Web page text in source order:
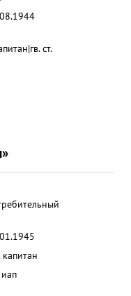
наступлением
боях
В-190. в
себя отли
умелым
и отличным
ст.
капитан